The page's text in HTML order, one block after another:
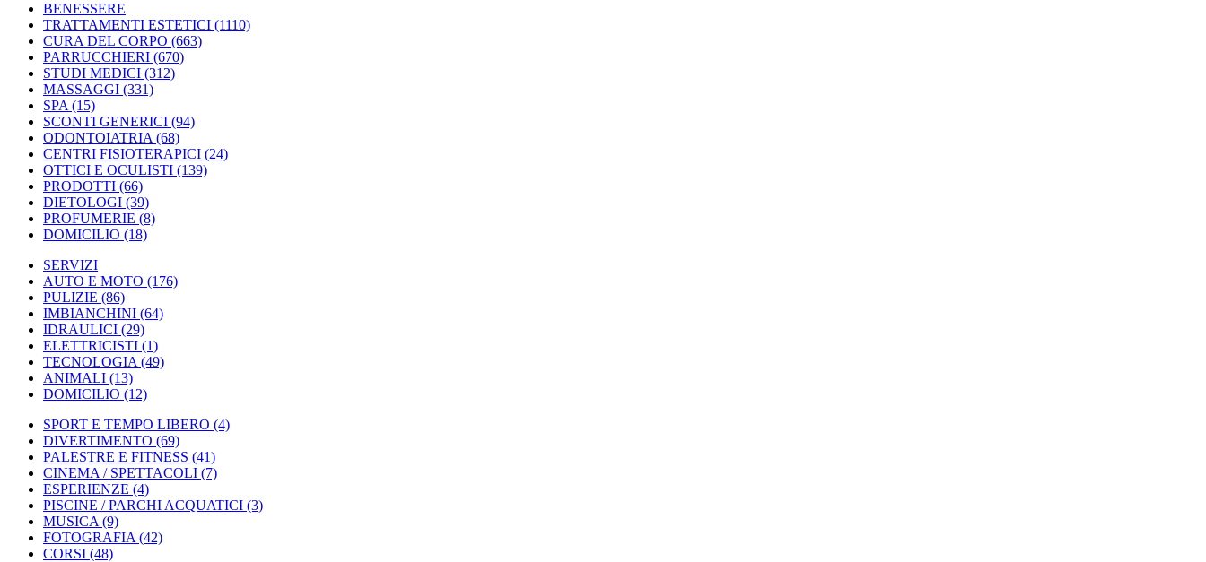
BENESSERE
TRATTAMENTI ESTETICI (1110)
CURA DEL CORPO (663)
PARRUCCHIERI (670)
STUDI MEDICI (312)
MASSAGGI (331)
SPA (15)
SCONTI GENERICI (94)
ODONTOIATRIA (68)
CENTRI FISIOTERAPICI (24)
OTTICI E OCULISTI (139)
PRODOTTI (66)
DIETOLOGI (39)
PROFUMERIE (8)
DOMICILIO (18)
SERVIZI
AUTO E MOTO (176)
PULIZIE (86)
IMBIANCHINI (64)
IDRAULICI (29)
ELETTRICISTI (1)
TECNOLOGIA (49)
ANIMALI (13)
DOMICILIO (12)
SPORT E TEMPO LIBERO (4)
DIVERTIMENTO (69)
PALESTRE E FITNESS (41)
CINEMA / SPETTACOLI (7)
ESPERIENZE (4)
PISCINE / PARCHI ACQUATICI (3)
MUSICA (9)
FOTOGRAFIA (42)
CORSI (48)